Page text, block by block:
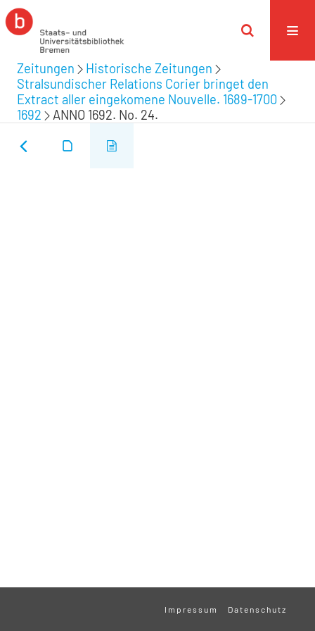
Zeitungen
Historische Zeitungen
Stralsundischer Relations Corier bringet den
Extract aller eingekomene Nouvelle. 1689-1700
1692
ANNO 1692. No. 24.
Impressum Datenschutz